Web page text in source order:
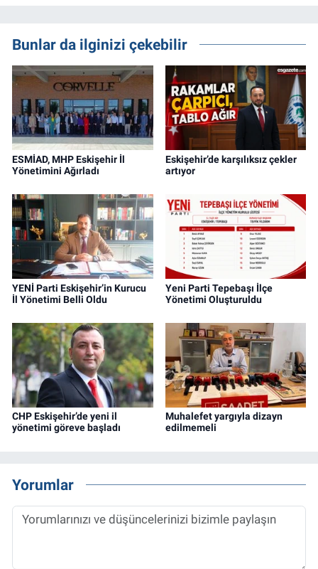
Bunlar da ilginizi çekebilir
ESMİAD, MHP Eskişehir İl
Yönetimini Ağırladı
Eskişehir’de karşılıksız çekler
artıyor
YENİ Parti Eskişehir’in Kurucu
İl Yönetimi Belli Oldu
Yeni Parti Tepebaşı İlçe
Yönetimi Oluşturuldu
CHP Eskişehir’de yeni il
yönetimi göreve başladı
Muhalefet yargıyla dizayn
edilmemeli
Yorumlar